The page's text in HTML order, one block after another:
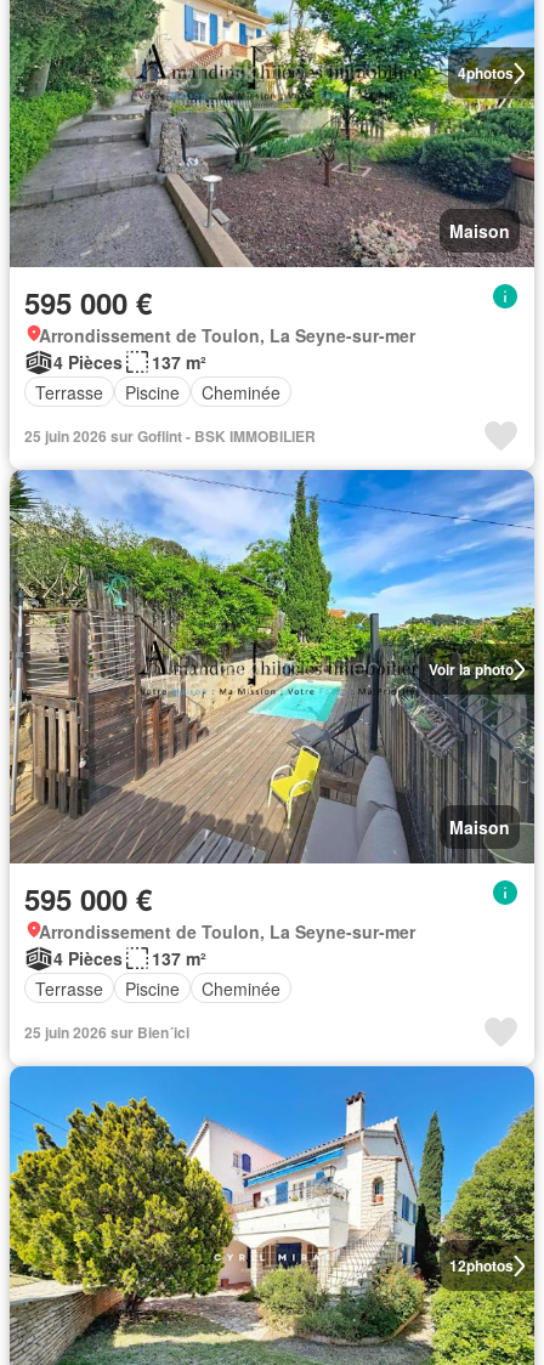
4photos
Maison
595 000 €
Arrondissement de Toulon, La Seyne-sur-mer
4 Pièces
137 m²
Terrasse
Piscine Cheminée
25 juin 2026 sur Goflint - BSK IMMOBILIER
Voir la photo
Maison
595 000 €
Arrondissement de Toulon, La Seyne-sur-mer
4 Pièces
137 m²
Terrasse
Piscine Cheminée
25 juin 2026 sur Bien´ici
12photos